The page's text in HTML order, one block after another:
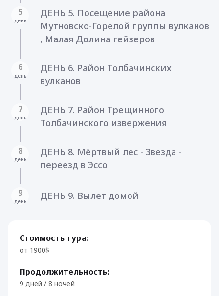
5
день
ДЕНЬ 5. Посещение района
Мутновско-Горелой группы вулканов
, Малая Долина гейзеров
6
день
ДЕНЬ 6. Район Толбачинских
вулканов
7
день
ДЕНЬ 7. Район Трещинного
Толбачинского извержения
8
день
ДЕНЬ 8. Мёртвый лес - Звезда -
переезд в Эссо
9
день ДЕНЬ 9. Вылет домой
Стоимость тура:
от 1900$
Продолжительность:
9 дней / 8 ночей